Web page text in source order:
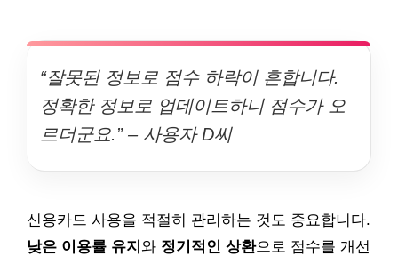
“잘못된 정보로 점수 하락이 흔합니다.
정확한 정보로 업데이트하니 점수가 오
르더군요.” – 사용자 D씨
신용카드 사용을 적절히 관리하는 것도 중요합니다.
낮은 이용률 유지 와 정기적인 상환으로 점수를 개선